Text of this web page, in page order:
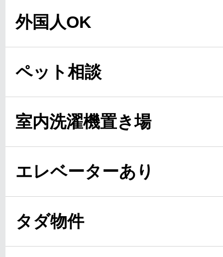
外国人OK
ペット相談
室内洗濯機置き場
エレベーターあり
タダ物件